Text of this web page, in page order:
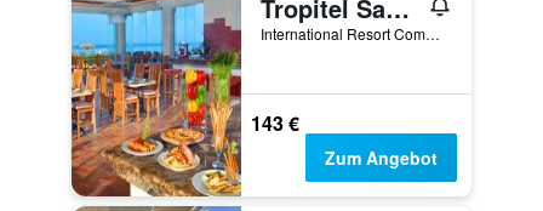
Tropitel Sahl Hasheesh Resort
International Resort Community, Hurghada, Ägypten
143 €
Zum Angebot